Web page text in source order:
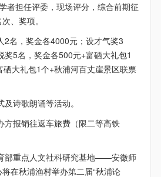
者担任评委，现场评分，综合前期征
、奖项。
2名，奖金各4000元；设才气奖3
5名，奖金各500元+富硒大礼包1
大礼包1个+秋浦河百丈崖景区联票
诗歌朗诵等活动。
方报销往返车旅费（限二等高铁
部重点人文社科研究基地——安徽师
在秋浦渔村举办第二届“秋浦论